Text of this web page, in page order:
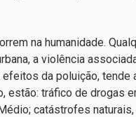
na humanidade.
a violência
da poluição, tende
estão: tráfico de drogas
catástrofes